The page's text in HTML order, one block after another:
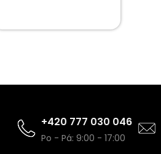
+420 777 030 046
Po - Pá: 9:00 - 17:00